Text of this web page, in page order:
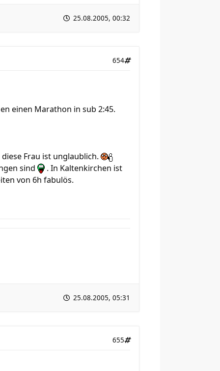
25.08.2005, 00:32
654
einen Marathon in sub 2:45.
Frau ist unglaublich.
sind
. In Kaltenkirchen ist
von 6h fabulös.
25.08.2005, 05:31
655